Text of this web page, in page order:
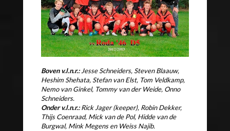
Boven v.l.n.r.:Jesse Schneiders, Steven Blaauw,
Heshim Shehata, Stefan van Elst, Tom Veldkamp,
Nemo van Ginkel, Tommy van der Weide, Onno
Schneiders.
Onder v.l.n.r.:Rick Jager (keeper), Robin Dekker,
Thijs Coenraad, Mick van de Pol, Hidde van de
Burgwal, Mink Megens en Weiss Najib.